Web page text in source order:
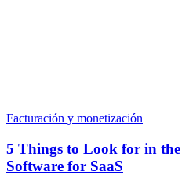
Facturación y monetización
5 Things to Look for in
Software for SaaS